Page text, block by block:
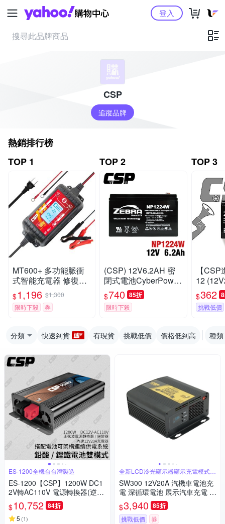
Yahoo購物中心登入
CSP
追蹤品牌
熱銷排行榜
TOP 1
MT600+ 多功能脈衝
式智能充電器 修復電
池 延長效能(6V/12V)
兒童玩具 汽車 機車 貨
車 MF EFB AGM
$1,196 $1,300
限時下殺
券
TOP 2
(CSP) 12V6.2AH 密
閉式電池CyberPower
不斷電 ZEBRA NP12
24W UPS 不斷電系統
電腦 電源
$740 85折
限時下殺
TOP 3
【
12
池/喊
$362
挑戰低價
分類 快速到貨 有現貨 挑戰低價 價格低到高 種類
ES-1200全機台台灣製造
ES-1200【CSP】1200W DC1
2V轉AC110V 電源轉換器(逆變
器)/儲能/Energy storage
$10,752 84折
5 (1)
全新LCD冷光顯示器顯示充電模式充
電電壓
SW300 12V20A 汽機車電池充
電 深循環電池 展示汽車充電 車
用充電 AGM 磷酸鋰鐵 MF電池
CSP
$3,940 85折
挑戰低價 券